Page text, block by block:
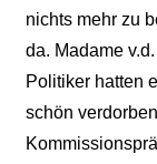
nichts mehr zu
da. Madame
Politiker hatten
schön